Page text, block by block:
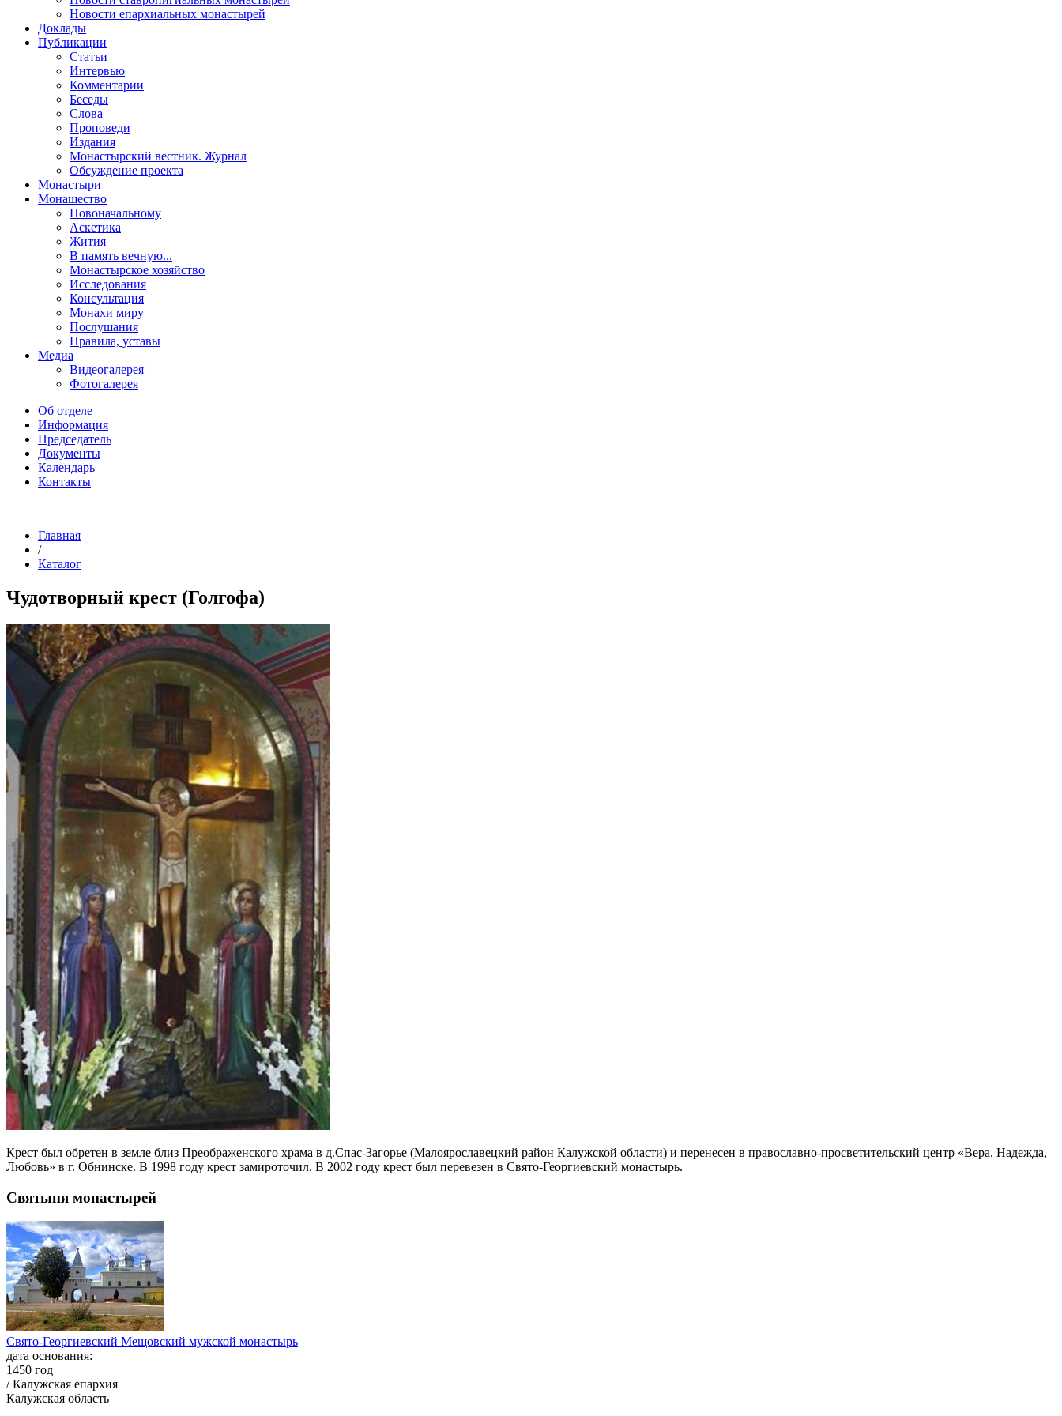
Новости епархиальных монастырей
Доклады
Публикации
Статьи
Интервью
Комментарии
Беседы
Слова
Проповеди
Издания
Монастырский вестник. Журнал
Обсуждение проекта
Монастыри
Монашество
Новоначальному
Аскетика
Жития
В память вечную...
Монастырское хозяйство
Исследования
Консультация
Монахи миру
Послушания
Правила, уставы
Медиа
Видеогалерея
Фотогалерея
Об отделе
Информация
Председатель
Документы
Календарь
Контакты
Главная
/
Каталог
Чудотворный крест (Голгофа)
Крест был обретен в земле близ Преображенского храма в д.Спас-Загорье (Малоярославецкий район Калужской области) и перенесен в православно-просветительский центр «Вера, Надежда,
Любовь» в г. Обнинске. В 1998 году крест замироточил. В 2002 году крест был перевезен в Свято-Георгиевский монастырь.
Святыня монастырей
Свято-Георгиевский Мещовский мужской монастырь
дата основания:
1450 год
/ Калужская епархия
Калужская область